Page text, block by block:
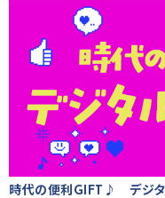
時代の便利GIFT♪ デジタ